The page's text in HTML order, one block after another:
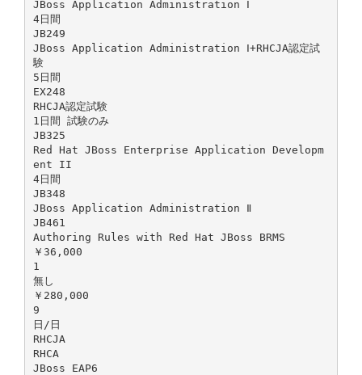
JBoss Application Administration Ⅰ
4日間
JB249
JBoss Application Administration Ⅰ+RHCJA認定試
験
5日間
EX248
RHCJA認定試験
1日間 試験のみ
JB325
Red Hat JBoss Enterprise Application Developm
ent II
4日間
JB348
JBoss Application Administration Ⅱ
JB461
Authoring Rules with Red Hat JBoss BRMS
￥36,000
1
無し
￥280,000
9
日/日
RHCJA
RHCA
JBoss EAP6